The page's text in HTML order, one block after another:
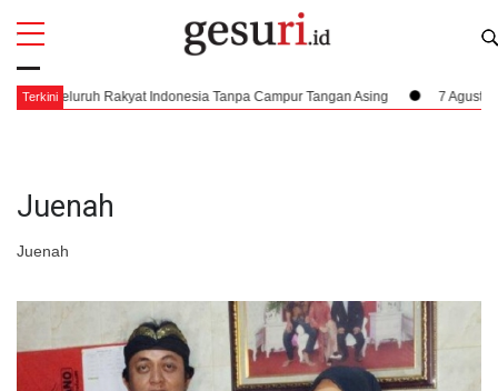
TerkiniRakyat Indonesia Tanpa Campur Tangan Asing 7 Agustus 1945,
Juenah
Juenah
All